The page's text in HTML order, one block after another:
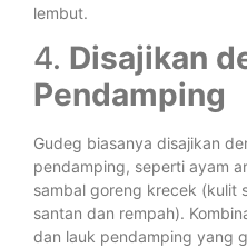
lembut.
4. Disajikan
Pendamping
Gudeg biasanya disajikan
pendamping, seperti ayam
sambal goreng krecek (kulit
santan dan rempah).
dan lauk pendamping yang